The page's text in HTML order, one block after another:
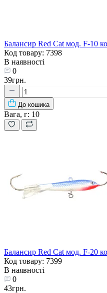
Балансир Red Cat мод. F-10
Код товару: 7398
В наявності
0
39грн.
До кошика
Вага, г: 10
Балансир Red Cat мод. F-20
Код товару: 7399
В наявності
0
43грн.